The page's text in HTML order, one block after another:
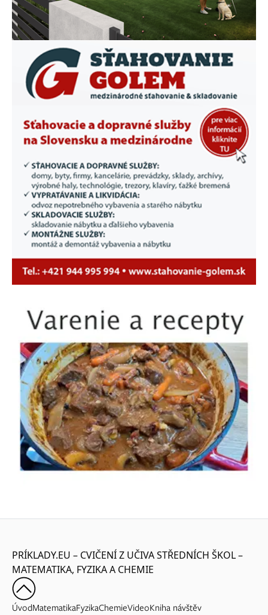
PRÍKLADY.EU – CVIČENÍ Z UČIVA STŘEDNÍCH ŠKOL –
MATEMATIKA, FYZIKA A CHEMIE
ÚvodMatematikaFyzikaChemieVideoKniha návštěv